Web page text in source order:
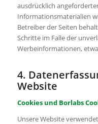
ausdrücklich
Informationsmaterialien
Betreiber der Seiten
Schritte im Falle der
Werbeinformationen,
4.
Website
Cookies und Borlabs
Unsere Website